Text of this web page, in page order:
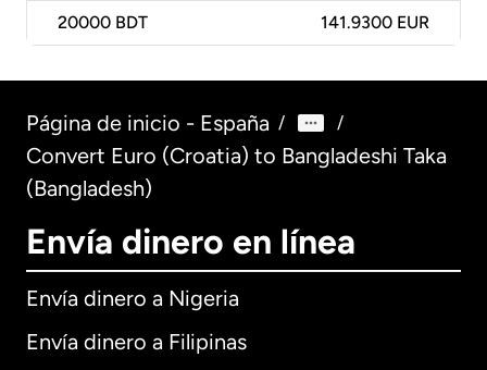
20000 BDT 141.9300 EUR
Página de inicio - España / /
Convert Euro (Croatia) to Bangladeshi Taka
(Bangladesh)
Envía dinero en línea
Envía dinero a Nigeria
Envía dinero a Filipinas